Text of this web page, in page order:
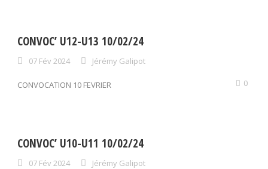
CONVOC’ U12-U13 10/02/24
07 Fév 2024 Jérémy Galipot
CONVOCATION 10 FEVRIER 0
CONVOC’ U10-U11 10/02/24
07 Fév 2024 Jérémy Galipot